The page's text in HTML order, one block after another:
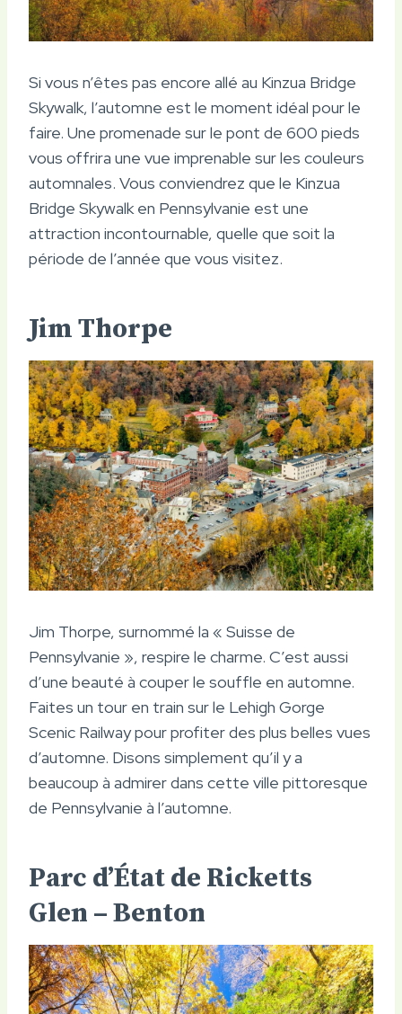
Si vous n’êtes pas encore allé au Kinzua Bridge
Skywalk, l’automne est le moment idéal pour le
faire. Une promenade sur le pont de 600 pieds
vous offrira une vue imprenable sur les couleurs
automnales. Vous conviendrez que le Kinzua
Bridge Skywalk en Pennsylvanie est une
attraction incontournable, quelle que soit la
période de l’année que vous visitez.
Jim Thorpe
Jim Thorpe, surnommé la « Suisse de
Pennsylvanie », respire le charme. C’est aussi
d’une beauté à couper le souffle en automne.
Faites un tour en train sur le Lehigh Gorge
Scenic Railway pour profiter des plus belles vues
d’automne. Disons simplement qu’il y a
beaucoup à admirer dans cette ville pittoresque
de Pennsylvanie à l’automne.
Parc d’État de Ricketts
Glen – Benton